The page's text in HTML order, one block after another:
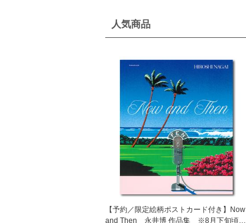
人気商品
【予約／限定絵柄ポストカード付き】Now
and Then 永井博 作品集 ※8月下旬頃の